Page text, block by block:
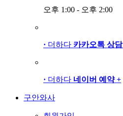
오후 1:00 - 오후 2:00
· 더하다 카카오톡 상담
· 더하다 네이버 예약 +
구안와사